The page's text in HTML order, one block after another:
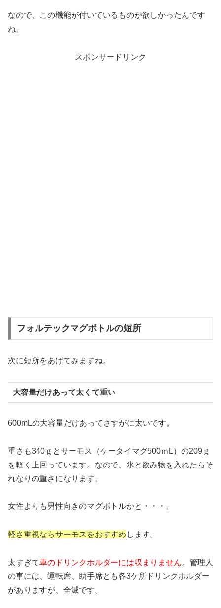
なので、この機能が付いているものが欲しかったんです
ね。
スポンサードリンク
フォルテックマグボトルの短所
次に短所をあげてみますね。
大容量だけあって太くて重い
600mLの大容量だけあってさすがに太いです。
重さも340ｇとサーモス（ケータイマグ500ｍL）の209ｇ
を軽く上回っています。なので、氷と飲み物を入れたらそ
れなりの重さになります。
女性よりも男性向きのマグボトルかと・・・。
軽さ重視ならサーモスをおすすめ します。
太すぎて車のドリンクホルダーには収まりません。管理人
の車には、運転席、助手席とも各3ケ所ドリンクホルダー
がありますが、全滅です。